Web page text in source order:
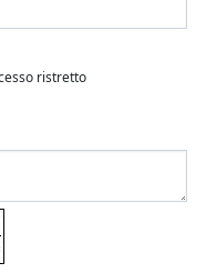
ristretto